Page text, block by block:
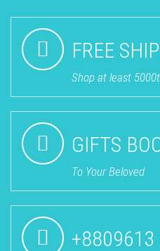
FREE
Shop at least
GIFTS
To Your Beloved